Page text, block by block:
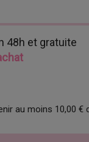
48h et gratuite
au moins 10,00